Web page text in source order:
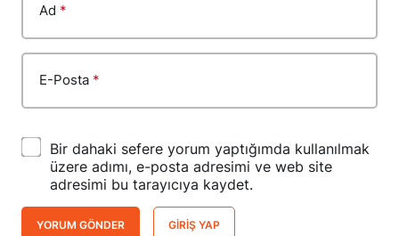
Ad *
E-Posta *
Bir dahaki sefere yorum yaptığımda kullanılmak
üzere adımı, e-posta adresimi ve web site
adresimi bu tarayıcıya kaydet.
YORUM GÖNDER GIRIŞ YAP